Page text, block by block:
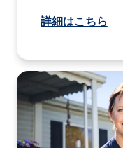
詳細はこちら